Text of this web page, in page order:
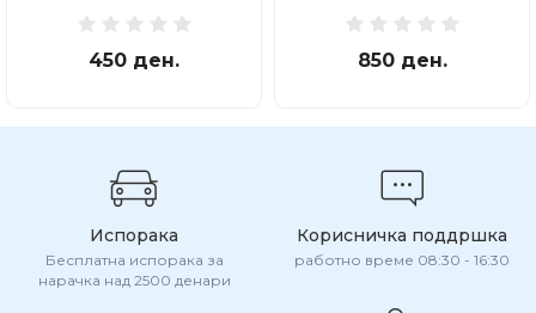
450 ден. 850 ден.
Испорака
Бесплатна испорака за
нарачка над 2500 денари
Корисничка поддршка
работно време 08:30 - 16:30